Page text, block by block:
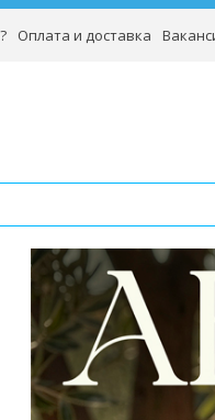
Оплата и доставка